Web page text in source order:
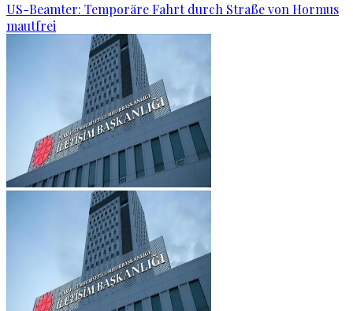
US-Beamter: Temporäre Fahrt durch Straße von Hormus
mautfrei